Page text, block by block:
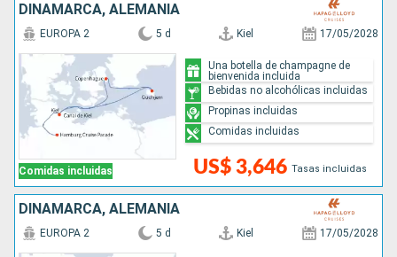
DINAMARCA, ALEMANIA
Comidas incluidas
EUROPA 2 5 d Kiel 17/05/2028
US$ 3,646 Tasas incluidas
Una botella de champagne de
bienvenida incluida
Bebidas no alcohólicas incluidas
Propinas incluidas
Comidas incluidas
DINAMARCA, ALEMANIA
EUROPA 2 5 d Kiel 17/05/2028